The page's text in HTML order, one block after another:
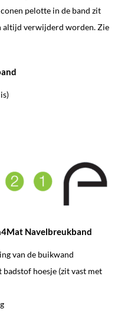
pelotte in de band zit
altijd verwijderd worden. Zie
Navelbreukband
van de buikwand
hoesje (zit vast met